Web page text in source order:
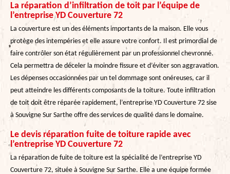
La réparation d’infiltration de toit par l’équipe de
l’entreprise YD Couverture 72
La couverture est un des éléments importants de la maison. Elle vous
protège des intempéries et elle assure votre confort. Il est primordial de
faire contrôler son état régulièrement par un professionnel chevronné.
Cela permettra de déceler la moindre fissure et d’éviter son aggravation.
Les dépenses occasionnées par un tel dommage sont onéreuses, car il
peut atteindre les différents composants de la toiture. Toute infiltration
de toit doit être réparée rapidement, l’entreprise YD Couverture 72 sise
à Souvigne Sur Sarthe offre des services de qualité dans le domaine.
Le devis réparation fuite de toiture rapide avec
l’entreprise YD Couverture 72
La réparation de fuite de toiture est la spécialité de l’entreprise YD
Couverture 72, située à Souvigne Sur Sarthe. Elle a une équipe formée